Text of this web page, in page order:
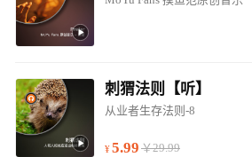
刺猬法则【听】
从业者生存法则-8
5.99 ￥29.99